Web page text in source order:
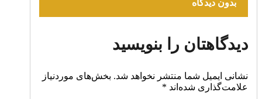
بدون دیدگاه
دیدگاهتان را بنویسید
نشانی ایمیل شما منتشر نخواهد شد. بخش‌های موردنیاز
علامت‌گذاری شده‌اند *